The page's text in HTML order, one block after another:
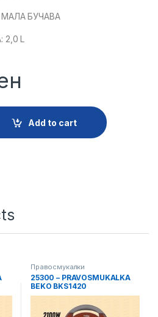
БУЧАВА
2,0 L
FAVORIT FVC156 quantity
Add to cart
Правосмукалки
25300 – PRAVOSMUKALKA
BEKO BKS1420